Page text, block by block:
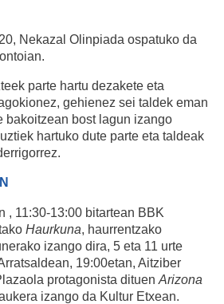
Nekazal Olinpiada ospatuko da
parte hartu dezakete eta
gehienez sei taldek eman
bakoitzean bost lagun izango
hartuko dute parte eta taldeak
, 11:30-13:00 bitartean BBK
Haurkuna , haurrentzako
izango dira, 5 eta 11 urte
19:00etan, Aitziber
protagonista dituen Arizona
izango da Kultur Etxean.